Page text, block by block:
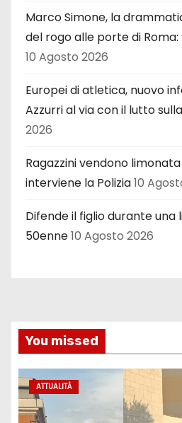
Marco Simone, la
del rogo alle porte di Roma:
10 Agosto 2026
Europei di atletica, nuovo
Azzurri al via con il lutto
2026
Ragazzini vendono
interviene la Polizia10
Difende il figlio durante una
50enne10 Agosto 2026
You missed
ATTUALITÀ